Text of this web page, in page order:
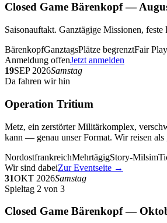
Closed Game Bärenkopf —
Saisonauftakt. Ganztägige Missionen,
BärenkopfGanztagsPlätze begrenztFair Play
Anmeldung offenJetzt anmelden
19SEP 2026Samstag
Da fahren wir hin
Operation Tritium
Metz, ein zerstörter Militärkomplex,
kann — genau unser Format. Wir reisen als
NordostfrankreichMehrtägigStory-Milsim
Wir sind dabeiZur Eventseite →
31OKT 2026Samstag
Spieltag 2 von 3
Closed Game Bärenkopf —